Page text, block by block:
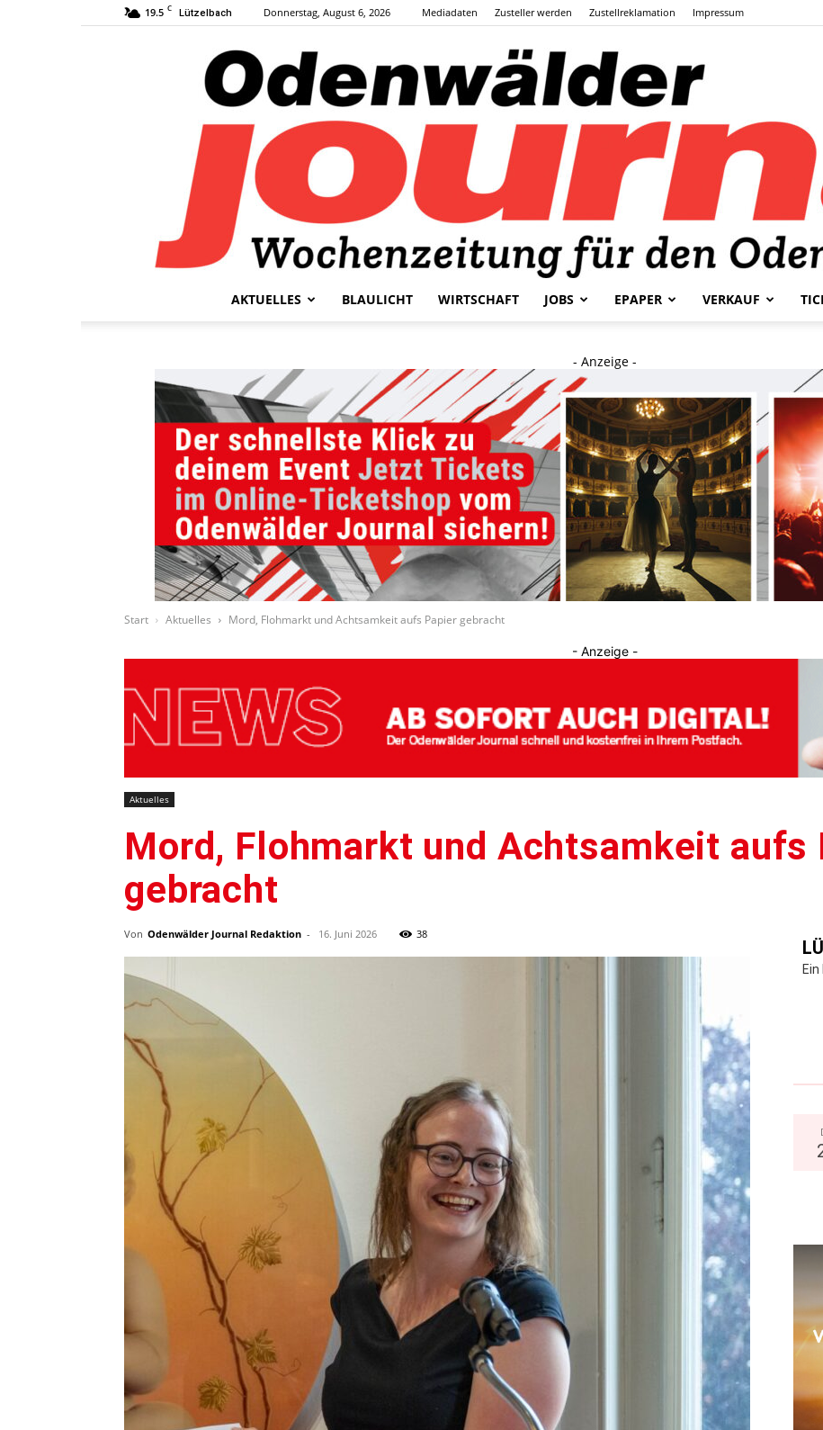
19.5 C Lützelbach Donnerstag, August 6, 2026 Mediadaten Zusteller werden Zustellreklamation Impressum
Journal
AKTUELLES BLAULICHT WIRTSCHAFT JOBS EPAPER VERKAUF
- Anzeige -
Start Aktuelles Mord, Flohmarkt und Achtsamkeit aufs Papier gebracht
- Anzeige -
Aktuelles
Mord, Flohmarkt und Achtsamkeit aufs
gebracht
Von Odenwälder Journal Redaktion - 16. Juni 2026 38